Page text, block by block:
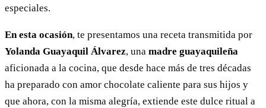
especiales.
En esta ocasión, te presentamos una receta transmitida por
Yolanda Guayaquil Álvarez, una madre guayaquileña
aficionada a la cocina, que desde hace más de tres décadas
ha preparado con amor chocolate caliente para sus hijos y
que ahora, con la misma alegría, extiende este dulce ritual a